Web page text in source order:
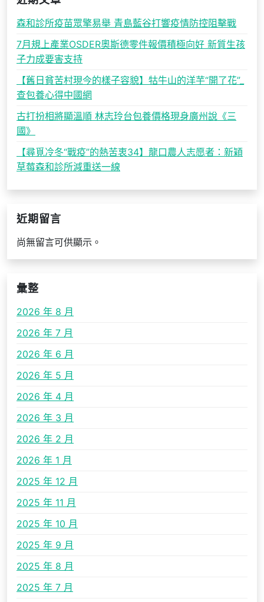
森和診所疫苗眾擎易舉 青島藍谷打響疫情防控阻擊戰
7月規上產業OSDER奧斯德零件報價積極向好 新質生孩
子力成要害支持
【舊日貧苦村現今的樣子容貌】牯牛山的洋芋“開了花”_
查包養心得中國網
古打扮相將顯溫順 林志玲台包養價格現身廣州說《三
國》
【尋覓冷冬“戰疫”的熱苦衷34】龍口農人志愿者：新穎
草莓森和診所減重送一線
近期留言
尚無留言可供顯示。
彙整
2026 年 8 月
2026 年 7 月
2026 年 6 月
2026 年 5 月
2026 年 4 月
2026 年 3 月
2026 年 2 月
2026 年 1 月
2025 年 12 月
2025 年 11 月
2025 年 10 月
2025 年 9 月
2025 年 8 月
2025 年 7 月